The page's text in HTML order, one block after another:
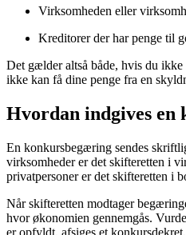
Virksomheden eller
Kreditorer der har penge til
Det gælder altså både, hvis du
ikke kan få dine penge fra en
Hvordan indgives en
En konkursbegæring sendes
virksomheder er det skifteretten i
privatpersoner er det skifteretten i
Når skifteretten modtager
hvor økonomien gennemgås.
er opfyldt, afsiges et